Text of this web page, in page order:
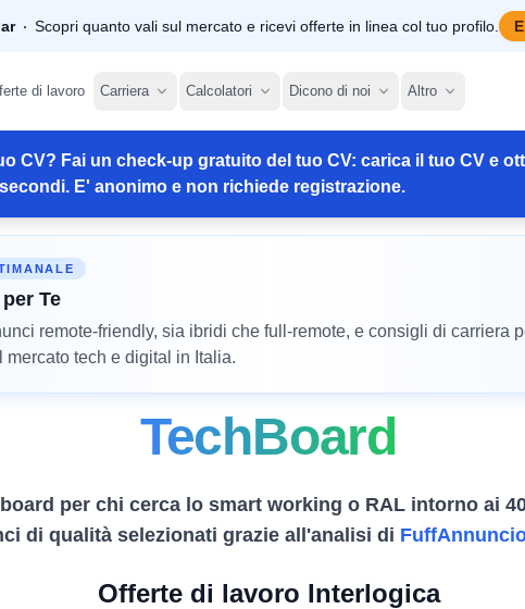
Scopri quanto vali sul mercato e ricevi offerte in linea col tuo profilo.
di lavoro Carriera Calcolatori Dicono di noi Altro
CV? Fai un check-up gratuito del tuo CV: carica il tuo CV e
E' anonimo e non richiede registrazione.
Te
remote-friendly, sia ibridi che full-remote, e consigli di carriera
mercato tech e digital in Italia.
TechBoard
per chi cerca lo smart working o RAL intorno ai
di qualità selezionati grazie all'analisi di
Offerte di lavoro Interlogica